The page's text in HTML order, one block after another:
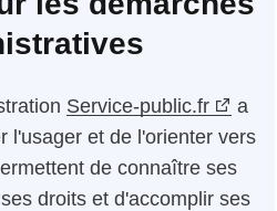
Service-public.fr
a
l'usager et de l'orienter vers
de connaître ses
droits et d'accomplir ses